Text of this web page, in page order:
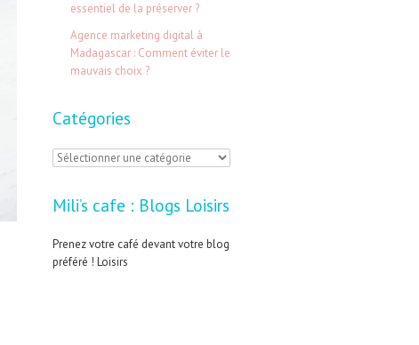
essentiel de la préserver ?
Agence marketing digital à
Madagascar : Comment éviter le
mauvais choix ?
Catégories
C
t
é
g
Mili’s cafe : Blogs Loisirs
Prenez votre café devant votre blog
préféré ! Loisirs